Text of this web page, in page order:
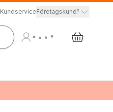
KundserviceFöretagskund?